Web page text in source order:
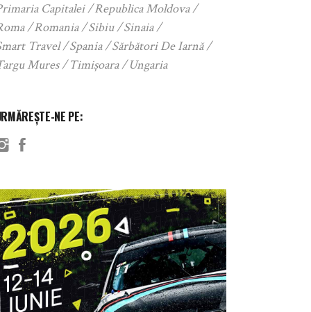
Capitalei
Republica Moldova
Romania Sibiu
Sinaia
Travel
Spania
Sărbători De Iarnă
Mures
Timișoara Ungaria
NE PE: